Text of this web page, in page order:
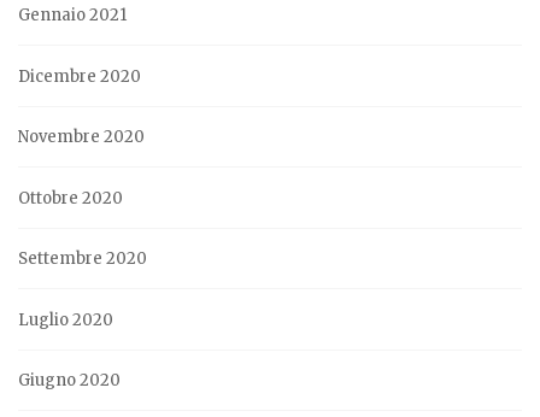
Gennaio 2021
Dicembre 2020
Novembre 2020
Ottobre 2020
Settembre 2020
Luglio 2020
Giugno 2020